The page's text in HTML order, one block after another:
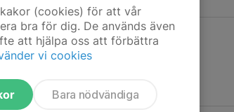
(cookies) för att vår
bra för dig. De används även
att hjälpa oss att förbättra
vi cookies
Bara nödvändiga